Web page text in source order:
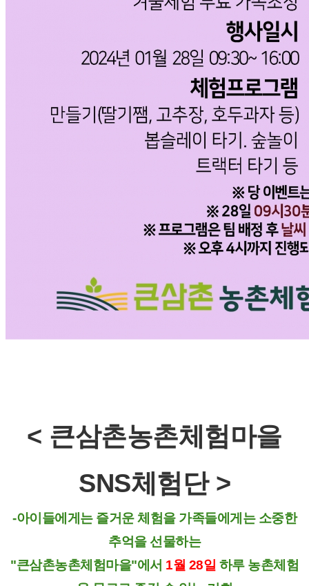
< 큰삼촌농촌체험마을
SNS체험단 >
-아이들에게는 즐거운 체험을 가족들에게는 소중한
추억을 선물하는
"큰삼촌농촌체험마을"에서 1월 28일 하루 농촌체험